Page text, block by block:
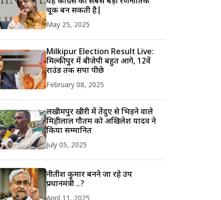
चूक बन सकती है|
May 25, 2025
Milkipur Election Result Live:
मिल्कीपुर में बीजेपी बहुत आगे, 12वें
राउंड तक सपा पीछे
February 08, 2025
लखीमपुर खीरी में तेंदुए से भिड़ने वाले
मिहीलाल गौतम को अखिलेश यादव ने
किया सम्मानित
July 05, 2025
नीतीश कुमार बनने जा रहे उप
प्रधानमंत्री ..?